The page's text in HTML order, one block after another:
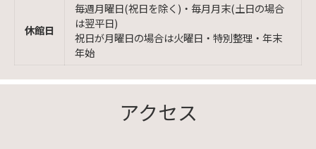
休館日
毎週月曜日(祝日を除く)・毎月月末(土日の場合
は翌平日)
祝日が月曜日の場合は火曜日・特別整理・年末
年始
アクセス